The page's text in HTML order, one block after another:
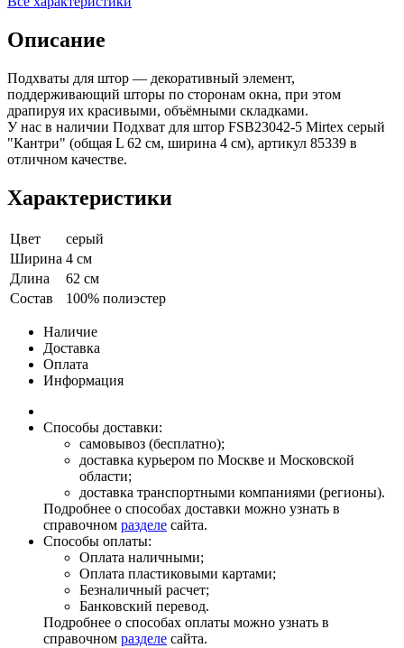
Описание
Подхваты для штор — декоративный элемент,
поддерживающий шторы по сторонам окна, при этом
драпируя их красивыми, объёмными складками.
У нас в наличии Подхват для штор FSB23042-5 Mirtex серый
"Кантри" (общая L 62 см, ширина 4 см), артикул 85339 в
отличном качестве.
Характеристики
Цвет
серый
Ширина 4 см
Длина
62 см
Состав
100% полиэстер
Наличие
Доставка
Оплата
Информация
Способы доставки:
самовывоз (бесплатно);
доставка курьером по Москве и Московской
области;
доставка транспортными компаниями (регионы).
Подробнее о способах доставки можно узнать в
справочном разделе сайта.
Способы оплаты:
Оплата наличными;
Оплата пластиковыми картами;
Безналичный расчет;
Банковский перевод.
Подробнее о способах оплаты можно узнать в
справочном разделе сайта.